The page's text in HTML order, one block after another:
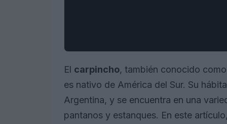
El carpincho, también conocido
es nativo de América del Sur. Su
Argentina, y se encuentra en una
pantanos y estanques. En este